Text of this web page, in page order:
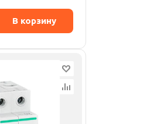
В корзину